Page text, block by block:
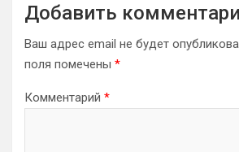
Добавить
Ваш адрес email не будет
поля помечены *
Комментарий *